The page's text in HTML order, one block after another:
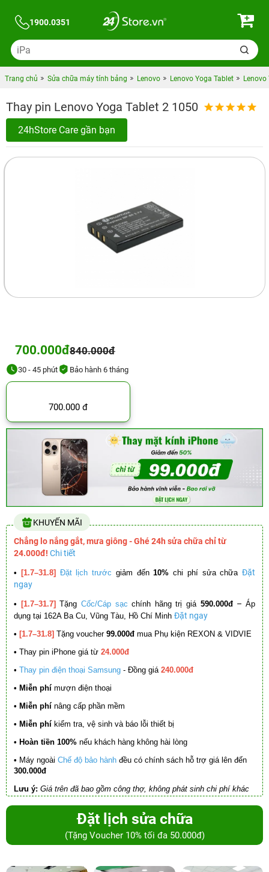
1900.0351
Trang chủ Sửa chữa máy tính bảng Lenovo Lenovo Yoga Tablet Lenovo
Thay pin Lenovo Yoga Tablet 2 1050
24hStore Care gần bạn
700.000đ840.000đ
30 - 45 phút Bảo hành 6 tháng
700.000 đ
KHUYẾN MÃI
Chẳng lo nắng gắt, mưa giông - Ghé 24h sửa chữa chỉ từ
24.000đ! Chi tiết
• [1.7–31.8] Đặt lịch trước giảm đến10% chi phí sửa chữa Đặt
ngay
• [1.7–31.7] Tặng Cốc/Cáp sạc chính hãng trị giá 590.000đ –Áp
dụng tại 162A Ba Cu, Vũng Tàu, Hồ Chí Minh Đặt ngay
• [1.7–31.8] Tặng voucher 99.000đ mua Phụ kiện REXON & VIDVIE
• Thay pin iPhone giá từ 24.000đ
• Thay pin điện thoại Samsung - Đồng giá 240.000đ
• Miễn phí mượn điện thoại
• Miễn phí nâng cấp phần mềm
• Miễn phí kiểm tra, vệ sinh và báo lỗi thiết bị
• Hoàn tiền 100% nếu khách hàng không hài lòng
• Máy ngoài Chế độ bảo hành đều có chính sách hỗ trợ giá lên đến
300.000đ
Lưu ý: Giá trên đã bao gồm công thợ, không phát sinh chi phí khác
Đặt lịch sửa chữa
(Tặng Voucher 10% tối đa 50.000đ)